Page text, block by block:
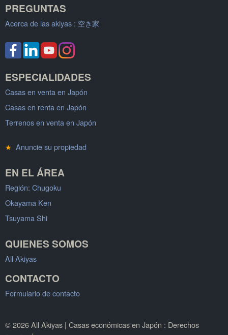
PREGUNTAS
Acerca de las akiyas : 空き家
ESPECIALIDADES
Casas en venta en Japón
Casas en renta en Japón
Terrenos en venta en Japón
★ Anuncie su propiedad
EN EL ÁREA
Región: Chugoku
Okayama Ken
Tsuyama Shi
QUIENES SOMOS
All Akiyas
CONTACTO
Formulario de contacto
© 2026 All Akiyas | Casas económicas en Japón : Derechos